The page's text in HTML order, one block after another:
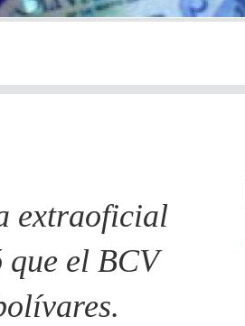
extraoficial
que el BCV